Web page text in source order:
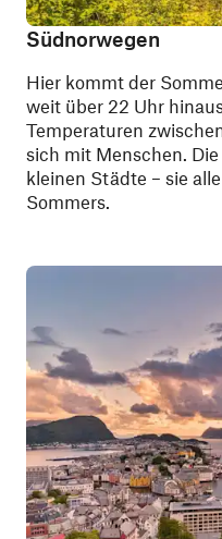
Südnorwegen
Hier kommt der
weit über 22 Uhr
Temperaturen
sich mit Menschen.
kleinen Städte – sie
Sommers.